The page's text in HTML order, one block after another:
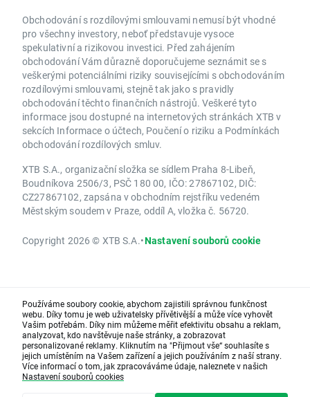
Obchodování s rozdílovými smlouvami nemusí být vhodné
pro všechny investory, neboť představuje vysoce
spekulativní a rizikovou investici. Před zahájením
obchodování Vám důrazně doporučujeme seznámit se s
veškerými potenciálními riziky souvisejícími s obchodováním
rozdílovými smlouvami, stejně tak jako s pravidly
obchodování těchto finančních nástrojů. Veškeré tyto
informace jsou dostupné na internetových stránkách XTB v
sekcích Informace o účtech, Poučení o riziku a Podmínkách
obchodování rozdílových smluv.
XTB S.A., organizační složka se sídlem Praha 8-Libeň,
Boudníkova 2506/3, PSČ 180 00, IČO: 27867102, DIČ:
CZ27867102, zapsána v obchodním rejstříku vedeném
Městským soudem v Praze, oddíl A, vložka č. 56720.
Copyright 2026 © XTB S.A.•Nastavení souborů cookie
Používáme soubory cookie, abychom zajistili správnou funkčnost
webu. Díky tomu je web uživatelsky přívětivější a může více vyhovět
Vašim potřebám. Díky nim můžeme měřit efektivitu obsahu a reklam,
analyzovat, kdo navštěvuje naše stránky, a zobrazovat
personalizované reklamy. Kliknutím na "Přijmout vše“ souhlasíte s
jejich umístěním na Vašem zařízení a jejich používáním z naší strany.
Více informací o tom, jak zpracováváme údaje, naleznete v našich
Nastavení souborů cookies